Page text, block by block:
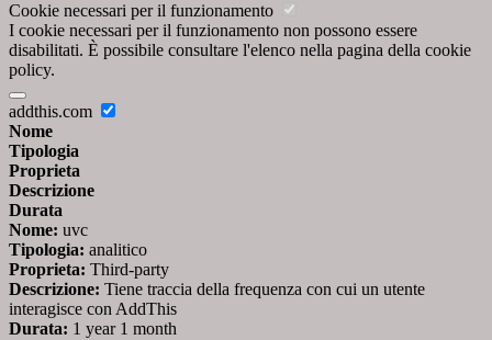
Cookie necessari per il funzionamento
I cookie necessari per il funzionamento non possono essere
disabilitati. È possibile consultare l'elenco nella pagina della cookie
policy.
addthis.com
Nome
Tipologia
Proprieta
Descrizione
Durata
Nome: uvc
Tipologia: analitico
Proprieta: Third-party
Descrizione: Tiene traccia della frequenza con cui un utente
interagisce con AddThis
Durata: 1 year 1 month